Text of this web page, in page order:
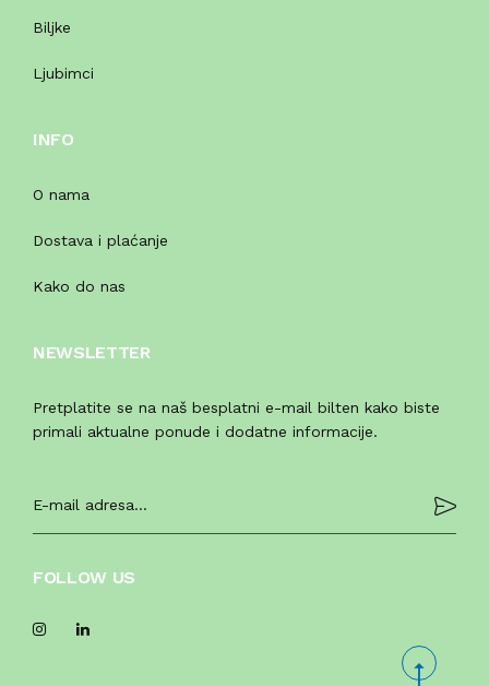
Biljke
Ljubimci
INFO
O nama
Dostava i plaćanje
Kako do nas
NEWSLETTER
Pretplatite se na naš besplatni e-mail bilten kako biste
primali aktualne ponude i dodatne informacije.
FOLLOW US